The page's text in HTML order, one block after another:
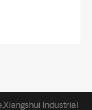
Industrial